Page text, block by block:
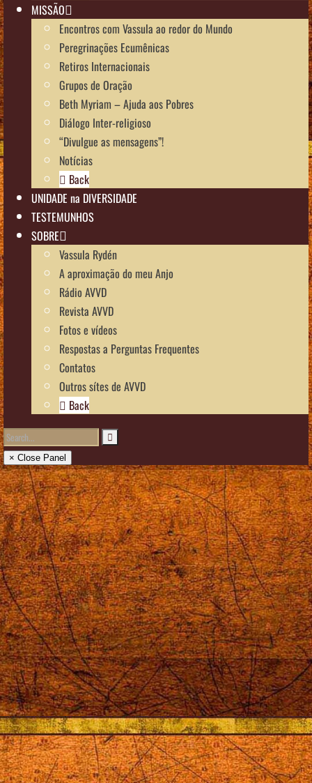
MISSÃO
Encontros com Vassula ao redor do Mundo
Peregrinações Ecumênicas
Retiros Internacionais
Grupos de Oração
Beth Myriam – Ajuda aos Pobres
Diálogo Inter-religioso
“Divulgue as mensagens”!
Notícias
Back
UNIDADE na DIVERSIDADE
TESTEMUNHOS
SOBRE
Vassula Rydén
A aproximação do meu Anjo
Rádio AVVD
Revista AVVD
Fotos e vídeos
Respostas a Perguntas Frequentes
Contatos
Outros sítes de AVVD
Back
× Close Panel